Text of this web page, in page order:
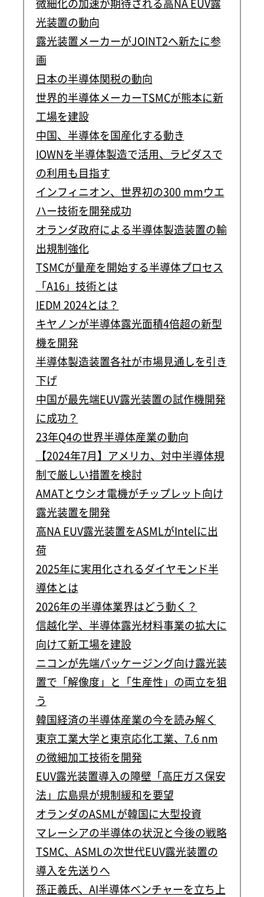
光装置の動向
露光装置メーカーがJOINT2へ新たに参
画
日本の半導体関税の動向
世界的半導体メーカーTSMCが熊本に新
工場を建設
中国、半導体を国産化する動き
IOWNを半導体製造で活用、ラピダスで
の利用も目指す
インフィニオン、世界初の300 mmウエ
ハー技術を開発成功
オランダ政府による半導体製造装置の輸
出規制強化
TSMCが量産を開始する半導体プロセス
「A16」技術とは
IEDM 2024とは？
キヤノンが半導体露光面積4倍超の新型
機を開発
半導体製造装置各社が市場見通しを引き
下げ
中国が最先端EUV露光装置の試作機開発
に成功？
23年Q4の世界半導体産業の動向
【2024年7月】アメリカ、対中半導体規
制で厳しい措置を検討
AMATとウシオ電機がチップレット向け
露光装置を開発
高NA EUV露光装置をASMLがIntelに出
荷
2025年に実用化されるダイヤモンド半
導体とは
2026年の半導体業界はどう動く？
信越化学、半導体露光材料事業の拡大に
向けて新工場を建設
ニコンが先端パッケージング向け露光装
置で「解像度」と「生産性」の両立を狙
う
韓国経済の半導体産業の今を読み解く
東京工業大学と東京応化工業、7.6 nm
の微細加工技術を開発
EUV露光装置導入の障壁「高圧ガス保安
法」広島県が規制緩和を要望
オランダのASMLが韓国に大型投資
マレーシアの半導体の状況と今後の戦略
TSMC、ASMLの次世代EUV露光装置の
導入を先送りへ
孫正義氏、AI半導体ベンチャーを立ち上